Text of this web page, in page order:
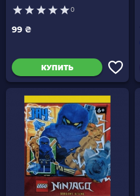
0
99 ₴
КУПИТЬ